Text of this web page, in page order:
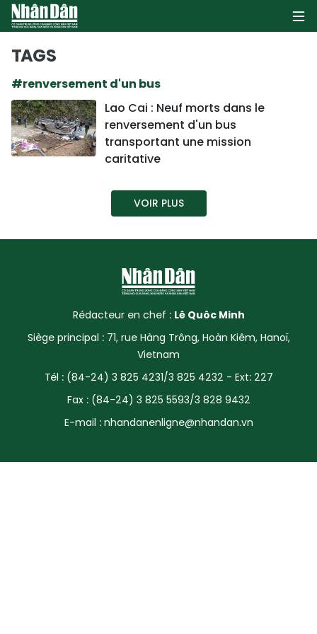
POLITIQUE
ÉCONOMIE
SOCIÉTÉ
TOURISME
ENVIRONNEMENT
SPORT
FRANCOPHONIE
PAYS NATAL
TAGS
#renversement d'un bus
Lao Cai : Neuf morts dans le
renversement d'un bus
transportant une mission
caritative
VOIR PLUS
Rédacteur en chef : Lê Quôc Minh
Siège principal : 71, rue Hàng Trông, Hoàn Kiêm, Hanoï,
Vietnam
Tél : (84-24) 3 825 4231/3 825 4232 - Ext: 227
Fax : (84-24) 3 825 5593/3 828 9432
E-mail : nhandanenligne@nhandan.vn